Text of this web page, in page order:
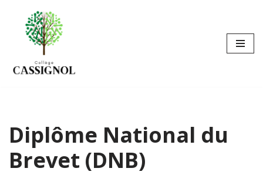
Aller
contenu
Diplôme National du
Brevet (DNB)